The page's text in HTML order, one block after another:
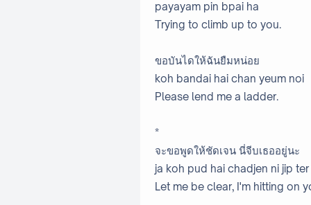
payayam pin bpai ha
Trying to climb up to you.
ขอบันไดให้ฉันยืมหน่อย
koh bandai hai chan yeum noi
Please lend me a ladder.
*
จะขอพูดให้ชัดเจน นี่จีบเธออยู่นะ
ja koh pud hai chadjen ni jip ter
Let me be clear, I'm hitting on